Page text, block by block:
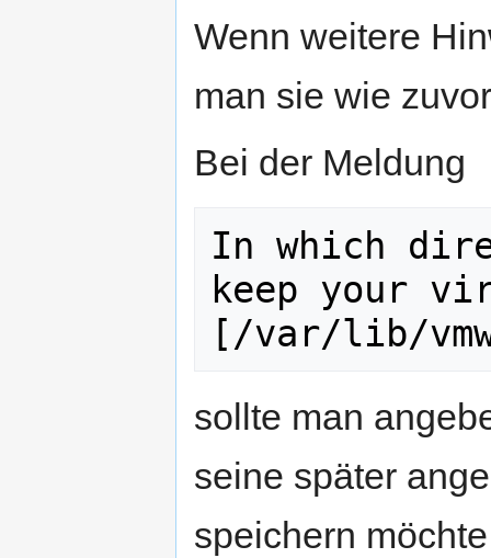
Wenn weitere
man sie wie
Bei der Meldung
In which
keep your
[/var/lib/
sollte man
seine später
speichern